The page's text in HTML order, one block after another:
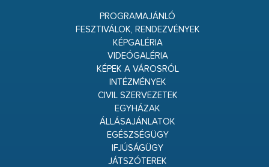
PROGRAMAJÁNLÓ
FESZTIVÁLOK, RENDEZVÉNYEK
KÉPGALÉRIA
VIDEÓGALÉRIA
KÉPEK A VÁROSRÓL
INTÉZMÉNYEK
CIVIL SZERVEZETEK
EGYHÁZAK
ÁLLÁSAJÁNLATOK
EGÉSZSÉGÜGY
IFJÚSÁGÜGY
JÁTSZÓTEREK